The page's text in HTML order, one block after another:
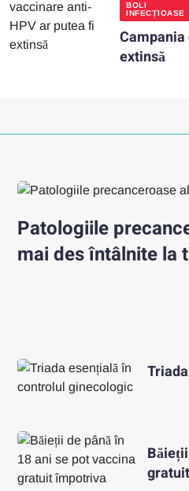
BOLI
INFECȚIOASE
extinsă
Patologiile
mai des întâlnite la